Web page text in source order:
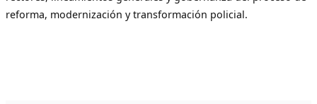
reforma, modernización y transformación policial.